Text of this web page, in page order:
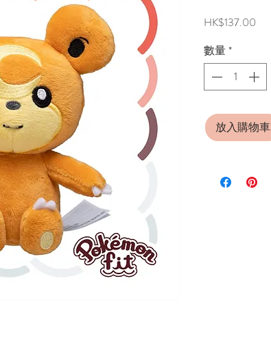
HK$137.00
數量*
放入購物車